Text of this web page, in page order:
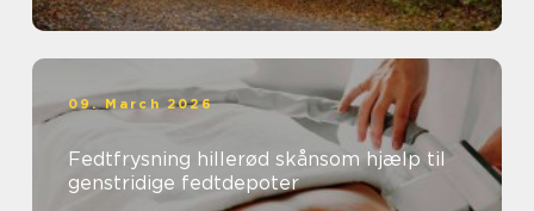
09. March 2026
Fedtfrysning hillerød skånsom hjælp til
genstridige fedtdepoter